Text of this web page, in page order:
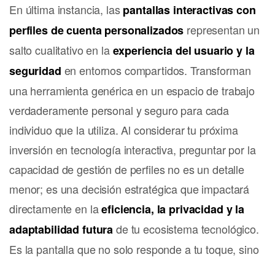
En última instancia, laspantallas interactivas con
perfiles de cuenta personalizados representan un
salto cualitativo en laexperiencia del usuario y la
seguridad en entornos compartidos. Transforman
una herramienta genérica en un espacio de trabajo
verdaderamente personal y seguro para cada
individuo que la utiliza. Al considerar tu próxima
inversión en tecnología interactiva, preguntar por la
capacidad de gestión de perfiles no es un detalle
menor; es una decisión estratégica que impactará
directamente en laeficiencia, la privacidad y la
adaptabilidad futurade tu ecosistema tecnológico.
Es la pantalla que no solo responde a tu toque, sino